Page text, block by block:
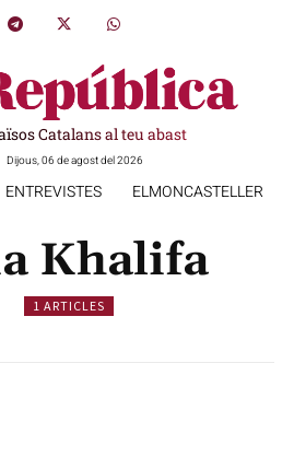
Catalans al teu abast
Dijous, 06 de agost del 2026
ENTREVISTES ELMONCASTELLER
Khalifa
1 ARTICLES